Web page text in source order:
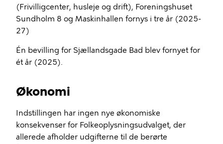
(Frivilligcenter, husleje og drift), Foreningshuset
Sundholm 8 og Maskinhallen fornys i tre år (2025-
27)
Én bevilling for Sjællandsgade Bad blev fornyet for
ét år (2025).
Økonomi
Indstillingen har ingen nye økonomiske
konsekvenser for Folkeoplysningsudvalget, der
allerede afholder udgifterne til de berørte